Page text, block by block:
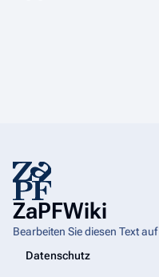
ZaPFWiki
Bearbeiten Sie diesen Text auf
Datenschutz